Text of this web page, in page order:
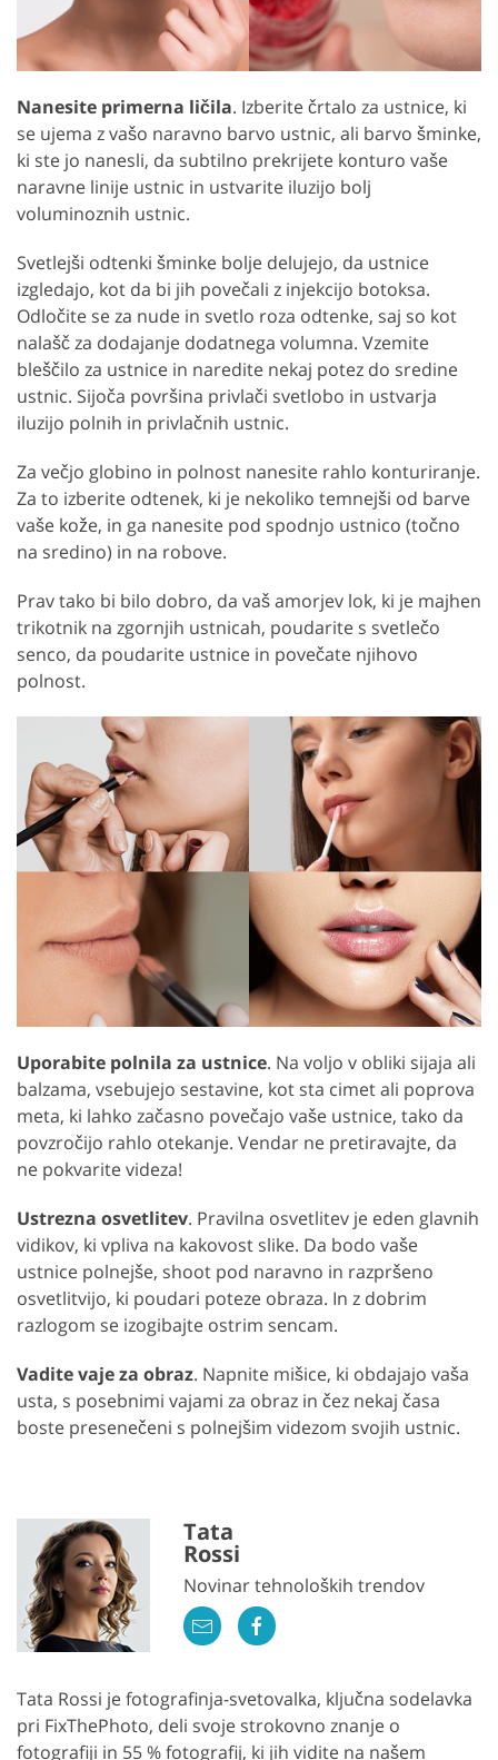
Nanesite primerna ličila. Izberite črtalo za ustnice, ki
se ujema z vašo naravno barvo ustnic, ali barvo šminke,
ki ste jo nanesli, da subtilno prekrijete konturo vaše
naravne linije ustnic in ustvarite iluzijo bolj
voluminoznih ustnic.
Svetlejši odtenki šminke bolje delujejo, da ustnice
izgledajo, kot da bi jih povečali z injekcijo botoksa.
Odločite se za nude in svetlo roza odtenke, saj so kot
nalašč za dodajanje dodatnega volumna. Vzemite
bleščilo za ustnice in naredite nekaj potez do sredine
ustnic. Sijoča površina privlači svetlobo in ustvarja
iluzijo polnih in privlačnih ustnic.
Za večjo globino in polnost nanesite rahlo konturiranje.
Za to izberite odtenek, ki je nekoliko temnejši od barve
vaše kože, in ga nanesite pod spodnjo ustnico (točno
na sredino) in na robove.
Prav tako bi bilo dobro, da vaš amorjev lok, ki je majhen
trikotnik na zgornjih ustnicah, poudarite s svetlečo
senco, da poudarite ustnice in povečate njihovo
polnost.
Uporabite polnila za ustnice. Na voljo v obliki sijaja ali
balzama, vsebujejo sestavine, kot sta cimet ali poprova
meta, ki lahko začasno povečajo vaše ustnice, tako da
povzročijo rahlo otekanje. Vendar ne pretiravajte, da
ne pokvarite videza!
Ustrezna osvetlitev. Pravilna osvetlitev je eden glavnih
vidikov, ki vpliva na kakovost slike. Da bodo vaše
ustnice polnejše, shoot pod naravno in razpršeno
osvetlitvijo, ki poudari poteze obraza. In z dobrim
razlogom se izogibajte ostrim sencam.
Vadite vaje za obraz. Napnite mišice, ki obdajajo vaša
usta, s posebnimi vajami za obraz in čez nekaj časa
boste presenečeni s polnejšim videzom svojih ustnic.
Tata
Rossi
Novinar tehnoloških trendov
Tata Rossi je fotografinja-svetovalka, ključna sodelavka
pri FixThePhoto, deli svoje strokovno znanje o
fotografiji in 55 % fotografij, ki jih vidite na našem